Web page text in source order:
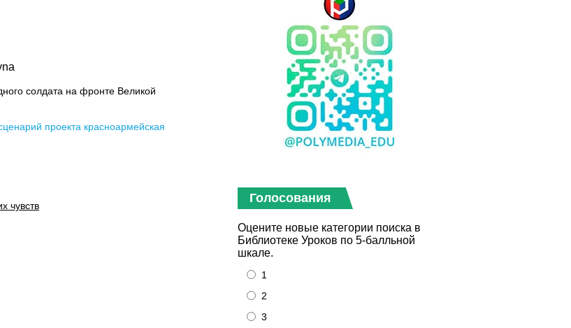
солдата на фронте Великой
проекта красноармейская
чувств
Голосования
Оцените новые категории поиска в
Библиотеке Уроков по 5-балльной
шкале.
1
2
3